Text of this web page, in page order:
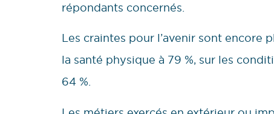
répondants concernés.
Les craintes pour l’avenir sont encore
la santé physique à 79 %, sur les
64 %.